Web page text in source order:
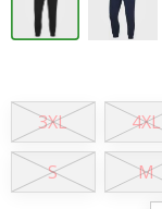
3XL 4XL
S M